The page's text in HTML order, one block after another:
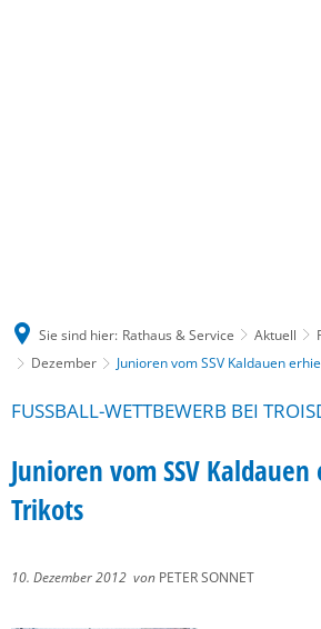
Sie sind hier: Rathaus & Service Aktuell
Dezember
Junioren vom SSV Kaldauen
FUSSBALL-WETTBEWERB BEI
Junioren vom SSV
Trikots
10. Dezember 2012 von PETER SONNET